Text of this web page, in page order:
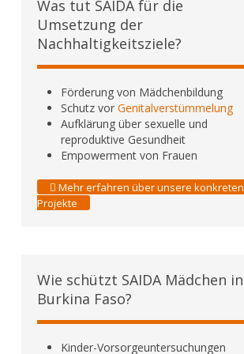
Was tut SAIDA für die
Umsetzung der
Nachhaltigkeitsziele?
Förderung von Mädchenbildung
Schutz vor Genitalverstümmelung
Aufklärung über sexuelle und
reproduktive Gesundheit
Empowerment von Frauen
Mehr erfahren über unsere konkreten
Projekte
Wie schützt SAIDA Mädchen in
Burkina Faso?
Kinder-Vorsorgeuntersuchungen